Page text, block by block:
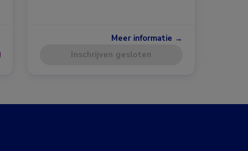
Meer informatie →
Inschrijven gesloten